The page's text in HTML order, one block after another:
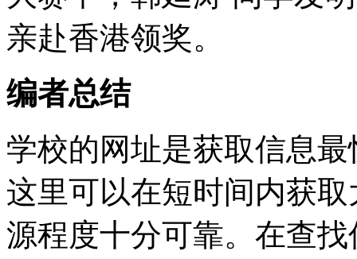
亲赴香港领奖。
编者总结
学校的网址是获取信息
这里可以在短时间内获
源程度十分可靠。在查